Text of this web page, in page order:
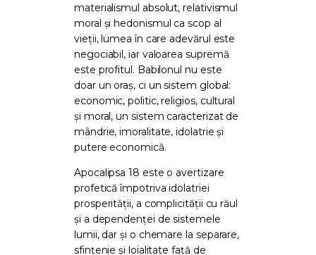
materialismul absolut, relativismul
moral și hedonismul ca scop al
vieții, lumea în care adevărul este
negociabil, iar valoarea supremă
este profitul. Babilonul nu este
doar un oraș, ci un sistem global:
economic, politic, religios, cultural
și moral, un sistem caracterizat de
mândrie, imoralitate, idolatrie și
putere economică.
Apocalipsa 18 este o avertizare
profetică împotriva idolatriei
prosperității, a complicității cu răul
și a dependenței de sistemele
lumii, dar și o chemare la separare,
sfințenie și loialitate față de